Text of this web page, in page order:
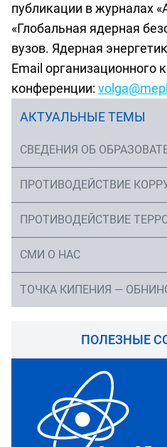
публикации в журналах
«Глобальная ядерная
вузов. Ядерная
Email организационного
конференции:
АКТУАЛЬНЫЕ ТЕМЫ
СВЕДЕНИЯ ОБ
ПРОТИВОДЕЙСТВИЕ
ПРОТИВОДЕЙСТВИЕ
СМИ О НАС
ТОЧКА КИПЕНИЯ —
ПОЛЕЗНЫЕ